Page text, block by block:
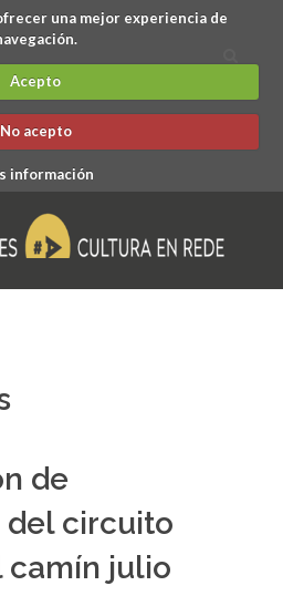
una mejor experiencia de
Acepto
No acepto
información
de
del circuito
camín julio